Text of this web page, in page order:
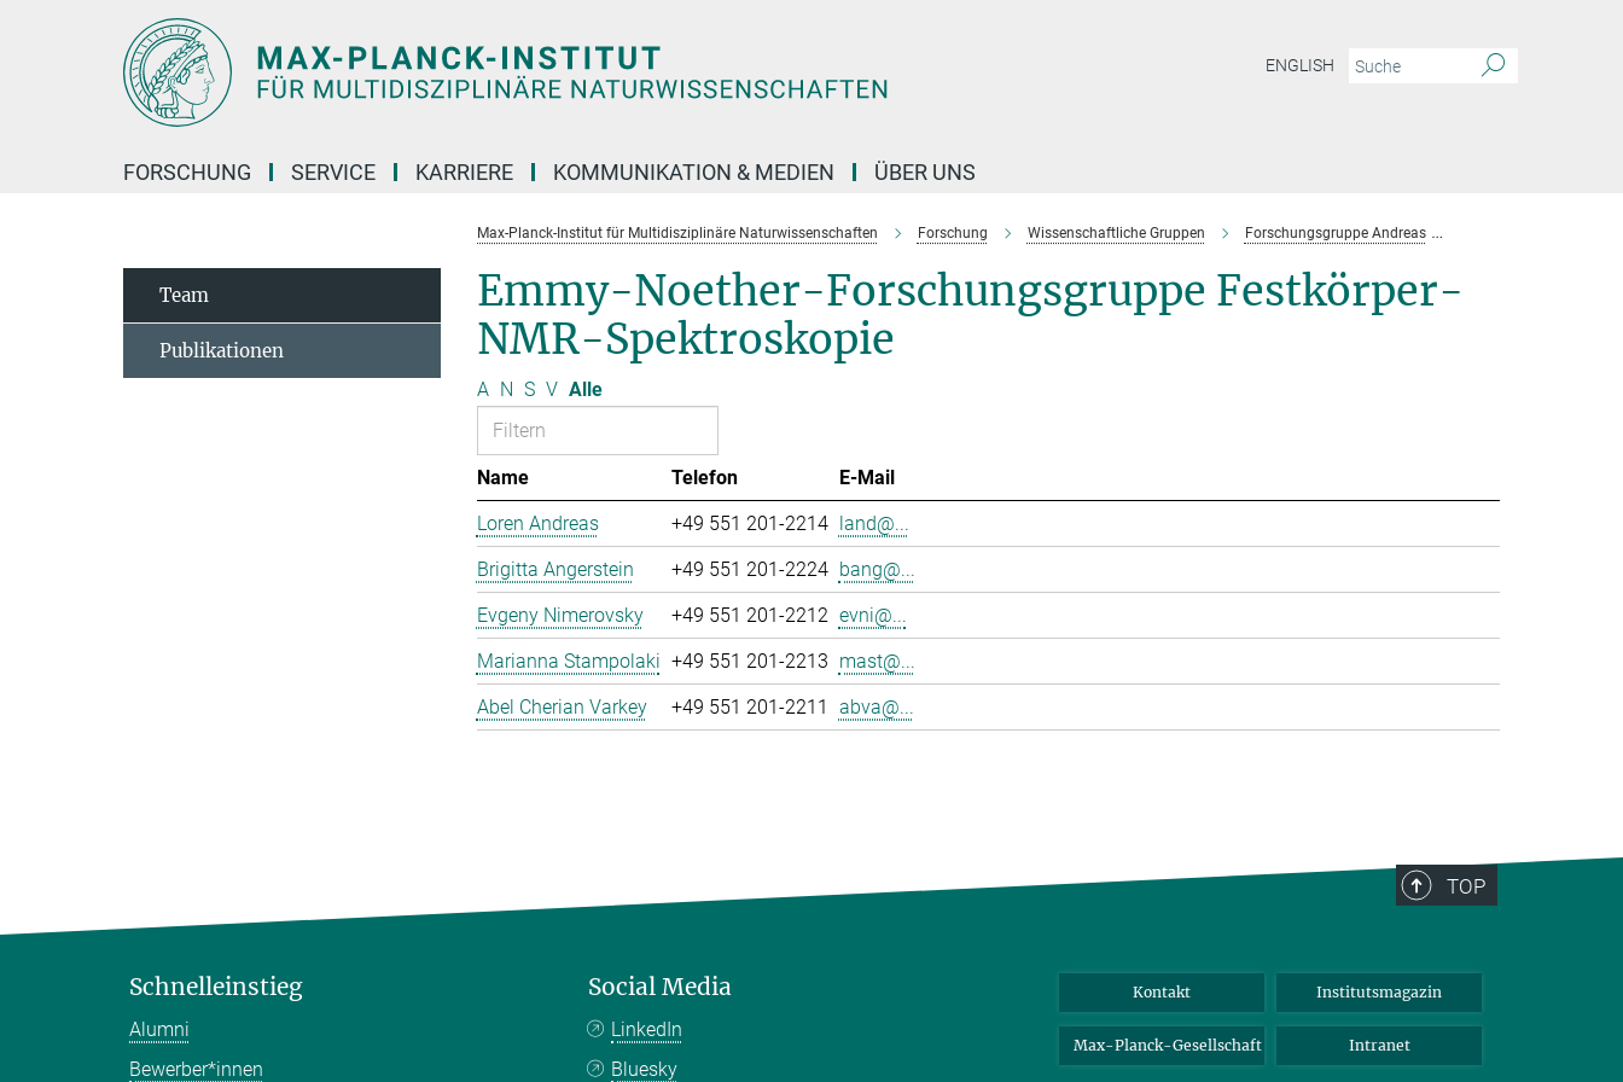
ENGLISH
FORSCHUNG SERVICE KARRIERE KOMMUNIKATION & MEDIEN ÜBER UNS
Max-Planck-Institut für Multidisziplinäre Naturwissenschaften Forschung Wissenschaftliche Gruppen Forschungsgruppe Andreas
Emmy-Noether-Forschungsgruppe Festkörper-
NMR-Spektroskopie
A N S V Alle
Name Telefon
E-Mail
Loren Andreas
+49 551 201-2214 land@...
Brigitta Angerstein
+49 551 201-2224 bang@...
Evgeny Nimerovsky
+49 551 201-2212 evni@...
Marianna Stampolaki +49 551 201-2213 mast@...
Abel Cherian Varkey
+49 551 201-2211 abva@...
Team
Publikationen
TOP
Schnelleinstieg
Alumni
Bewerber*innen
Social Media
LinkedIn
Bluesky
Kontakt Institutsmagazin
Max-Planck-Gesellschaft Intranet